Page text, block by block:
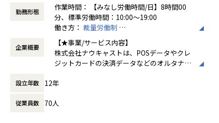
<チームの雰囲気>
・各エンジニアが担当プロジェクトに集中して取り組む
・セミナーやレビュー会を通じた技術交流
・裁量労働制、リモート主体で柔軟に働く
【使用言語など】
フレームワーク：PyTorch
情報共有ツール：Slack、Google Workspace、Notion
【Ideinの強み】
・Deep Learningモデルの推論を高速化する独自のコンパイ
ラ技術を保有すること
・モデル設計や最適化において、計算機リソースを考慮した
開発に関する知見を有しており、競争力が高いこと
・独自の技術力を活かした事業展開を進められていること
（次世代自動車における、外界の認識やモーションプランニ
- JCBカードの決済データを用いた業界別消費動向指標「JCB
消費NOW」
- 日経POSデータを用いた日次物価指数「日経CPINow」
「HRog賃金Now」
- 商業不動産を対象にデータ活用・DXを支援するサービス
「DataLensHub」シリーズ
ョンサービス
- 地方自治体・官公庁向けデータ分析・生成AIを活用したソ
リューションサービス
勤務形態
作業時間： 【みなし労働時間/日】8時間00
分、標準労働時間：10:00～19:00
働き方： 裁量労働制
時間外労働の有無： 有（月平均0時間～20時
間）
休憩時間： 60分
企業概要
【★事業/サービス内容】
株式会社ナウキャストは、POSデータやクレ
ジットカードの決済データなどのオルタナテ
計を提供しています。これにより、生活者の
ることが可能です。主なサービスには、経済
設立年数 12年
従業員数 70人